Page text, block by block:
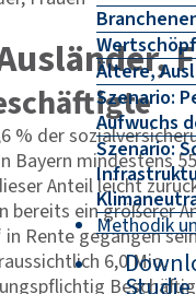
Ältere,
Szenario:
Aufwuchs
Szenario:
Methodik
Studie
% der
Bayern mindestens
Anteil leicht
bereits ein größerer
in Rente gegangen
6,0 Mio.